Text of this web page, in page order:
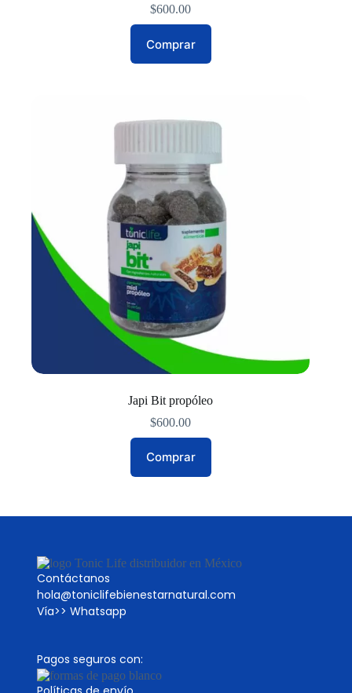
$600.00
Comprar
Japi Bit propóleo
$600.00
Comprar
Contáctanos
hola@toniclifebienestarnatural.com
Vía>> Whatsapp
Pagos seguros con: